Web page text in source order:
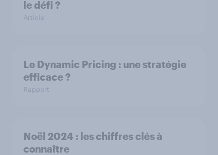
le défi ?
Article
Le Dynamic Pricing : une stratégie
efficace ?
Rapport
Noël 2024 : les chiffres clés à
connaître